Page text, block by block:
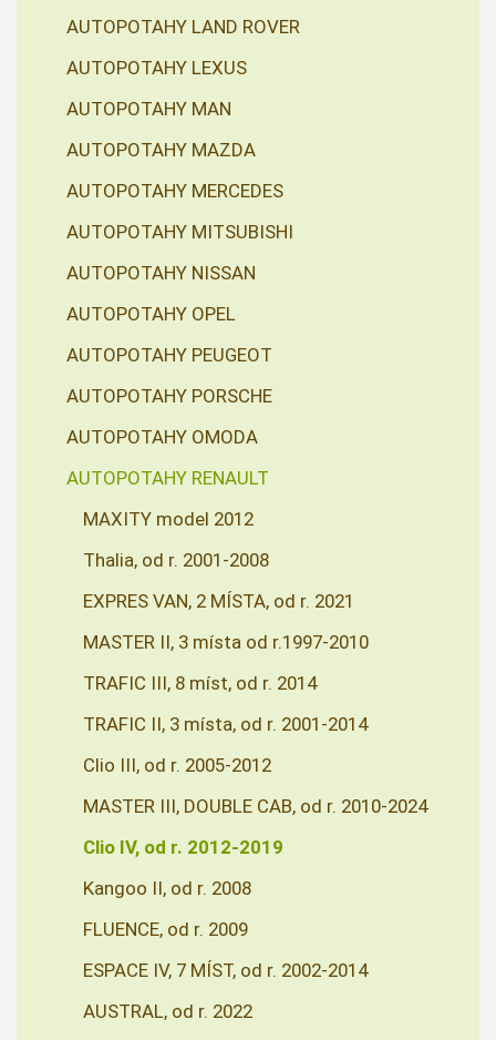
AUTOPOTAHY LAND ROVER
AUTOPOTAHY LEXUS
AUTOPOTAHY MAN
AUTOPOTAHY MAZDA
AUTOPOTAHY MERCEDES
AUTOPOTAHY MITSUBISHI
AUTOPOTAHY NISSAN
AUTOPOTAHY OPEL
AUTOPOTAHY PEUGEOT
AUTOPOTAHY PORSCHE
AUTOPOTAHY OMODA
AUTOPOTAHY RENAULT
MAXITY model 2012
Thalia, od r. 2001-2008
EXPRES VAN, 2 MÍSTA, od r. 2021
MASTER II, 3 místa od r.1997-2010
TRAFIC III, 8 míst, od r. 2014
TRAFIC II, 3 místa, od r. 2001-2014
Clio III, od r. 2005-2012
MASTER III, DOUBLE CAB, od r. 2010-2024
Clio IV, od r. 2012-2019
Kangoo II, od r. 2008
FLUENCE, od r. 2009
ESPACE IV, 7 MÍST, od r. 2002-2014
AUSTRAL, od r. 2022